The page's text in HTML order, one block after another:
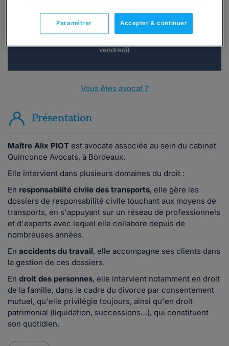
Consulter immédiatement
vendredi)
Vous êtes avocat ?
Présentation
Maître Alix PIOT est avocate associée au sein du cabinet
Quinconce Avocats, à Bordeaux.
Elle intervient dans plusieurs domaines du droit :
En responsabilité civile des transports, elle gère les
dossiers de responsabilité civile touchant aux moyens de
transports, en s'appuyant sur un réseau de professionnels
et d'experts avec lequel elle collabore depuis de
nombreuses années.
En accidents du travail, elle accompagne ses clients dans
la gestion de ces dossiers.
En droit des personnes, elle intervient notamment en droit
de la famille, dans le cadre du divorce par consentement
mutuel, qu'elle privilégie toujours, ainsi qu'en droit
patrimonial (liquidation, successions…), qui constituent
son quotidien.
Accepter & continuer
Paramétrer